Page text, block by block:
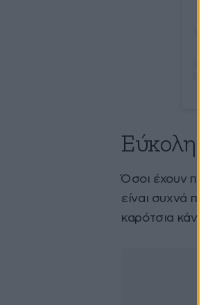
Εύκολη
Όσοι έχουν
είναι συχνά
καρότσια